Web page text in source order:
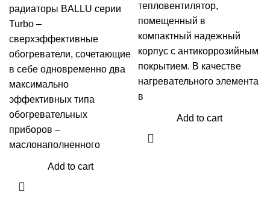
радиаторы BALLU серии
Turbo –
сверхэффективные
обогреватели, сочетающие
в себе одновременно два
максимально
эффективных типа
обогревательных
приборов –
маслонаполненного
Add to cart
тепловентилятор,
помещенный в
компактный надежный
корпус с антикоррозийным
покрытием. В качестве
нагревательного элемента
в
Add to cart